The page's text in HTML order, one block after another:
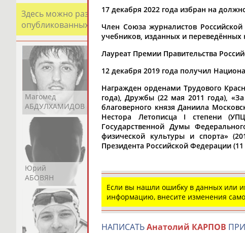
Здесь можно разместить информацию о хорошо
опубликованных записях. Страна должна знать своих
Магомед
АБДУЛХАМИДОВ
Шамиль
АБДУРАХМАНОВ
Адлан
АБДУРАШИДОВ
Юрий
АБОВЯН
АБОЗОВИК
АБОИМОВ
17 декабря 2022 года избран на
Член Союза журналистов
учебников, изданных и переведённых
Лауреат Премии Правительства
12 декабря 2019 года получил
Награжден орденами Трудового
года), Дружбы (22 мая 2011 года), «За
благоверного князя Даниила
Нестора Летописца I степени
Государственной Думы
физической культуры и спорта»
Президента Российской Федерации
Если вы нашли ошибку в данных или
информацию, внесите изменения
НАПИСАТЬАнатолий КАРПОВ